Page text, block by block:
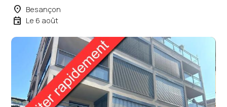
place Besançon
event Le 6 août